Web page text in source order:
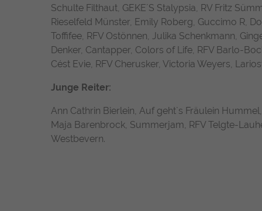
Schulte Filthaut, GEKE´S Stalypsia, RV Fritz
Rieselfeld Münster, Emily Roberg, Guccimo R,
Toffifee, RFV Ostönnen, Julika Schenkmann,
Denker, Cantapper, Colors of Life, RFV Barlo-
Cést Evie, RFV Cherusker, Victoria Weyers,
Junge Reiter:
Ann Cathrin Bierlein, Auf geht`s Fräulein
Maja Barenbrock, Summerjam, RFV Telgte-
Westbevern.